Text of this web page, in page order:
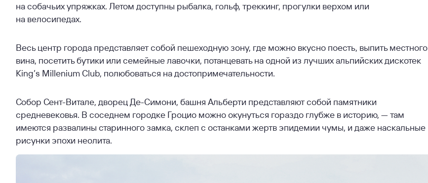
на собачьих упряжках. Летом доступны рыбалка, гольф, треккинг, прогулки верхом или
на велосипедах.
Весь центр города представляет собой пешеходную зону, где можно вкусно поесть, выпить местного
вина, посетить бутики или семейные лавочки, потанцевать на одной из лучших альпийских дискотек
King’s Millenium Club, полюбоваться на достопримечательности.
Собор Сент-Витале, дворец Де-Симони, башня Альберти представляют собой памятники
средневековья. В соседнем городке Гроцио можно окунуться гораздо глубже в историю, — там
имеются развалины старинного замка, склеп с останками жертв эпидемии чумы, и даже наскальные
рисунки эпохи неолита.